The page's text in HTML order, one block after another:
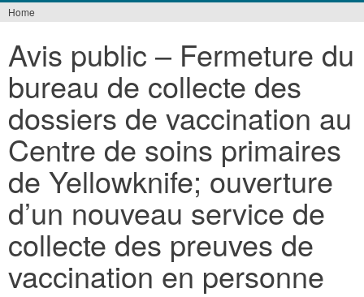
are
here
Home
Avis public – Fermeture du
bureau de collecte des
dossiers de vaccination au
Centre de soins primaires
de Yellowknife; ouverture
d’un nouveau service de
collecte des preuves de
vaccination en personne